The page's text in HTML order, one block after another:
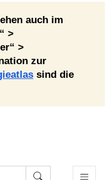
auch im
>
>
zur
sind die